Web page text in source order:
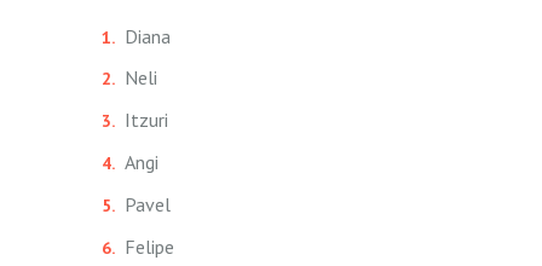
Diana
Neli
Itzuri
Angi
Pavel
Felipe